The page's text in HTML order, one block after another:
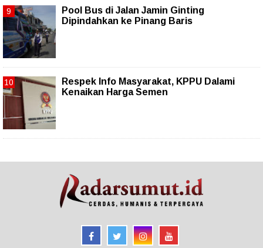
Pool Bus di Jalan Jamin Ginting
Dipindahkan ke Pinang Baris
Respek Info Masyarakat, KPPU Dalami
Kenaikan Harga Semen